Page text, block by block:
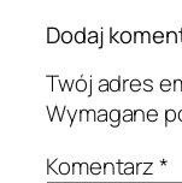
Dodaj
Twój adres
Wymagane
Komentarz*